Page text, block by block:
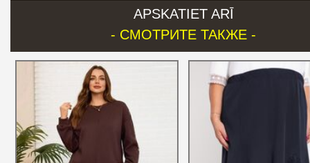
APSKATIET ARĪ
- СМОТРИТЕ ТАКЖЕ -